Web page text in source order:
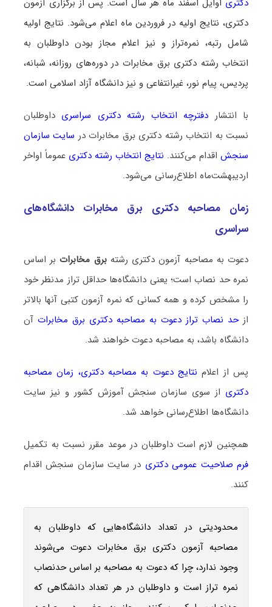
دکتری اوایل اسفند ماه هر سال است. پس از برگزاری آزمون
دکتری، نتایج اولیه در فروردین ماه اعلام می‌شود. نتایج اولیه
شامل رتبه، نمره‌تراز و نیز اعلام مجاز بودن داوطلبان به
انتخاب رشته دکتری برق مخابرات در دوره‌های روزانه، شبانه،
پردیس، پیام نور، غیرانتفاعی و نیز دانشگاه آزاد اسلامی است.
با انتشار دفترچه انتخاب رشته دکتری سراسری داوطلبان
نسبت به انتخاب رشته دکتری برق مخابرات در سایت سازمان
سنجشاقدام می‌کنند. نتایج انتخاب رشته دکتری عموماً اواخر
اردیبهشت‌ماه اطلاع‌رسانی می‌شود.
زمان مصاحبه دکتری برق مخابرات دانشگاه‌های
سراسری
دعوت به مصاحبه آزمون دکتری رشتهبرق مخابراتبر اساس
نمره حد نصاب است؛ یعنی دانشگاه‌ها حداقل تراز مدنظر خود
را مشخص کرده و همه کسانی که نمره آزمون کتبی آنها بالاتر
ازحد نصاب تراز دعوت به مصاحبه دکتری برق مخابرات آن
دانشگاه باشد، به مصاحبه دعوت خواهند شد.
پس از اعلام نتایج دعوت به مصاحبه دکتری، زمان مصاحبه
دکتری از سوی سازمان سنجش آموزش کشور و نیز سایت
دانشگاه‌ها اطلاع‌رسانی خواهد شد.
همچنین لازم است داوطلبان در موعد مقرر نسبت به تکمیل
فرم صلاحیت عمومی دکتری در سایت سازمان سنجش اقدام
کنند.
محدودیتی در تعداد دانشگاه‌هایی که داوطلبان به
مصاحبه آزمون دکتری برق مخابرات دعوت می‌شوند
وجود ندارد، چرا که دعوت به مصاحبه بر اساس حدنصاب
نمره تراز است و داوطلبان در هر تعداد دانشگاهی که